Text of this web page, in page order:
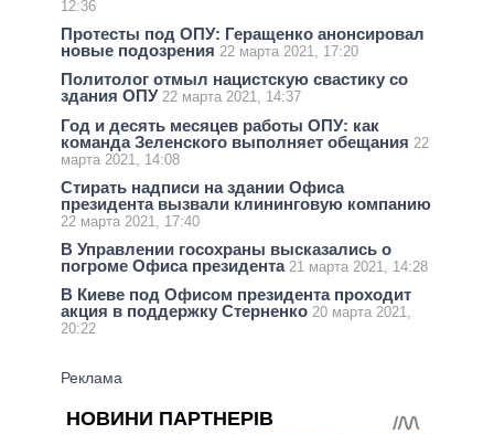
12:36
Протесты под ОПУ: Геращенко анонсировал
новые подозрения 22 марта 2021, 17:20
Политолог отмыл нацистскую свастику со
здания ОПУ 22 марта 2021, 14:37
Год и десять месяцев работы ОПУ: как
команда Зеленского выполняет обещания 22
марта 2021, 14:08
Стирать надписи на здании Офиса
президента вызвали клининговую компанию
22 марта 2021, 17:40
В Управлении госохраны высказались о
погроме Офиса президента 21 марта 2021, 14:28
В Киеве под Офисом президента проходит
акция в поддержку Стерненко 20 марта 2021,
20:22